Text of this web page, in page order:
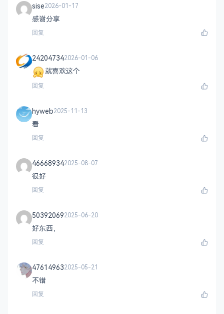
sise2026-01-17
感谢分享
回复
242047342026-01-06
就喜欢这个
回复
hyweb2025-11-13
看
回复
466689342025-08-07
很好
回复
503920692025-06-20
好东西，
回复
476149632025-05-21
不错
回复